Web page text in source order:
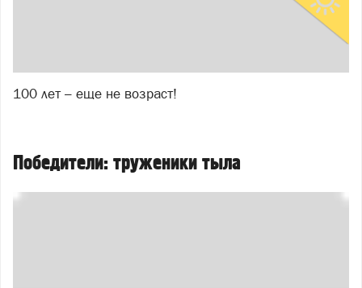
100 лет – еще не возраст!
Победители: труженики тыла